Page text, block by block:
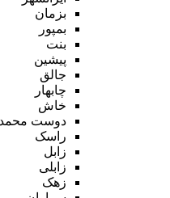
بزمان
بمپور
بنت
پیشین
جالق
چابهار
خاش
دوست محمد
راسک
زابل
زابلی
زهک